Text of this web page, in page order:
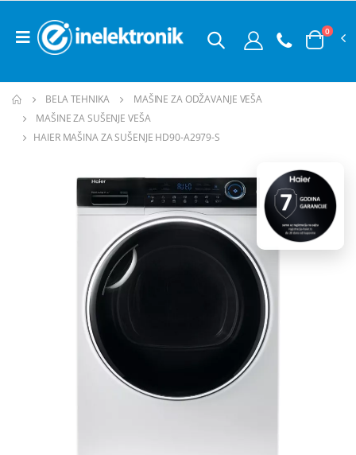
0
BELA TEHNIKA
MAŠINE ZA ODŽAVANJE VEŠA
MAŠINE ZA SUŠENJE VEŠA
HAIER MAŠINA ZA SUŠENJE HD90-A2979-S